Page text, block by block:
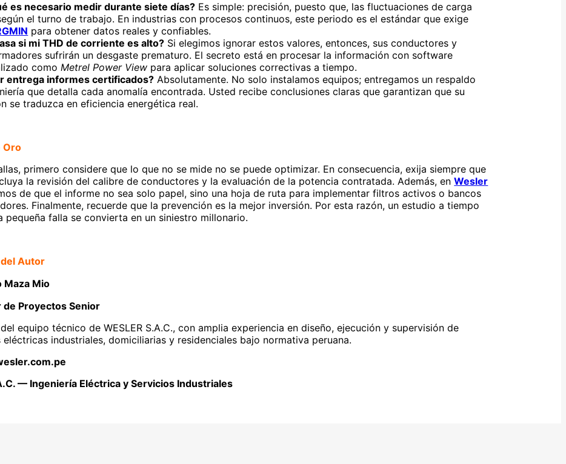
es necesario medir durante siete días? Es simple: precisión, puesto que, las fluctuaciones de carga
el turno de trabajo. En industrias con procesos continuos, este periodo es el estándar que exige
para obtener datos reales y confiables.
si mi THD de corriente es alto? Si elegimos ignorar estos valores, entonces, sus conductores y
sufrirán un desgaste prematuro. El secreto está en procesar la información con software
comoMetrel Power View para aplicar soluciones correctivas a tiempo.
entrega informes certificados? Absolutamente. No solo instalamos equipos; entregamos un respaldo
que detalla cada anomalía encontrada. Usted recibe conclusiones claras que garantizan que su
se traduzca en eficiencia energética real.
Oro
primero considere que lo que no se mide no se puede optimizar. En consecuencia, exija siempre que
la revisión del calibre de conductores y la evaluación de la potencia contratada. Además, enWesler
de que el informe no sea solo papel, sino una hoja de ruta para implementar filtros activos o bancos
Finalmente, recuerde que la prevención es la mejor inversión. Por esta razón, un estudio a tiempo
pequeña falla se convierta en un siniestro millonario.
Autor
Maza Mio
de Proyectos Senior
equipo técnico de WESLER S.A.C., con amplia experiencia en diseño, ejecución y supervisión de
eléctricas industriales, domiciliarias y residenciales bajo normativa peruana.
— Ingeniería Eléctrica y Servicios Industriales